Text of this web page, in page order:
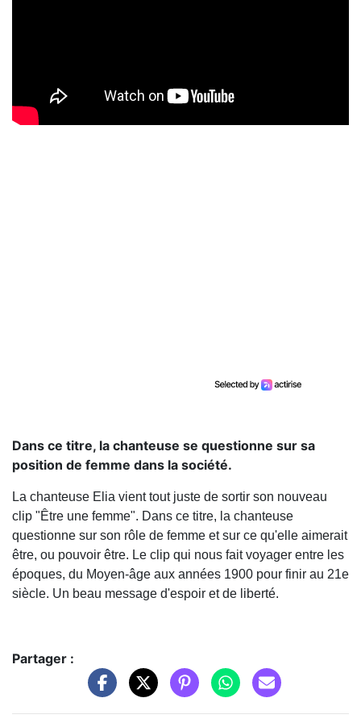
Dans ce titre, la chanteuse se questionne sur sa
position de femme dans la société.
La chanteuse Elia vient tout juste de sortir son nouveau
clip "Être une femme". Dans ce titre, la chanteuse
questionne sur son rôle de femme et sur ce qu'elle aimerait
être, ou pouvoir être. Le clip qui nous fait voyager entre les
époques, du Moyen-âge aux années 1900 pour finir au 21e
siècle. Un beau message d'espoir et de liberté.
Partager :